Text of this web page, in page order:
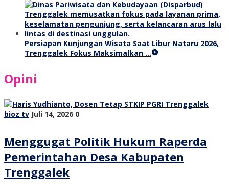
Persiapan Kunjungan Wisata Saat Libur Nataru 2026,
Trenggalek Fokus Maksimalkan …
Opini
bioz tv Juli 14, 2026 0
Menggugat Politik Hukum Raperda
Pemerintahan Desa Kabupaten
Trenggalek